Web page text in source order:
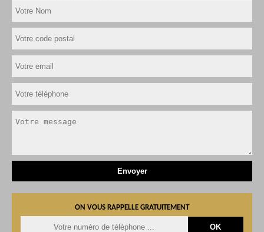
ON VOUS RAPPELLE GRATUITEMENT